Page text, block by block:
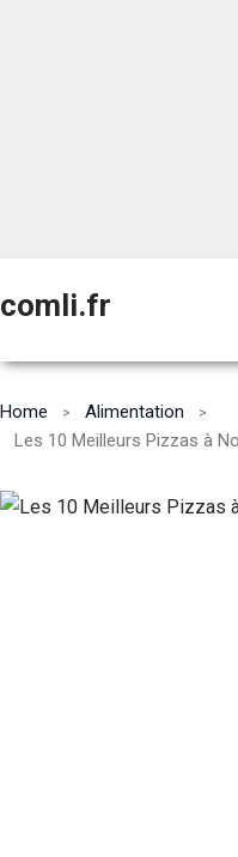
comli.fr
Home
Alimentation
Les 10 Meilleurs Pizzas à